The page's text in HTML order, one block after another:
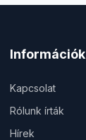
Információk
Kapcsolat
Rólunk írták
Hírek